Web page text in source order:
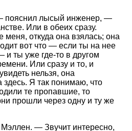
лысый инженер, —
Или в обеих сразу.
меня, откуда она взялась; она
вот что — если ты на нее
ты уже где-то в другом
Или сразу и то, и
нельзя, она
Я так понимаю, что
те пропавшие, то
прошли через одну и ту же
— Звучит интересно,